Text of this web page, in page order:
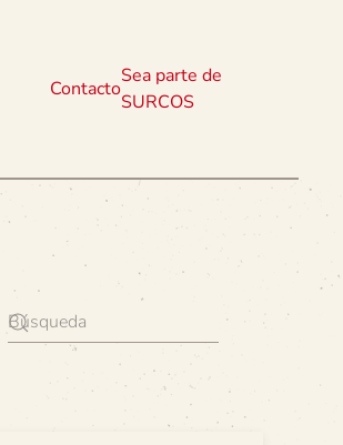
Contacto
Sea parte de
SURCOS